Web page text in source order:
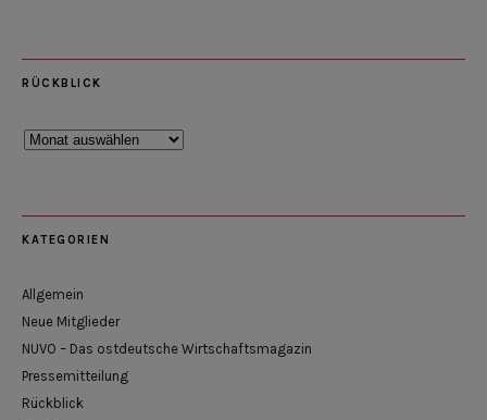
RÜCKBLICK
Rückblick
KATEGORIEN
Allgemein
Neue Mitglieder
NUVO – Das ostdeutsche Wirtschaftsmagazin
Pressemitteilung
Rückblick